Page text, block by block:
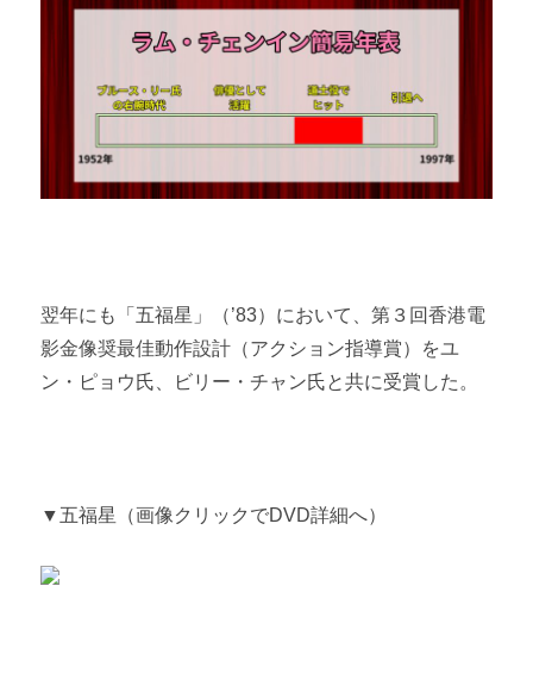
翌年にも「五福星」（’83）において、第３回香港電
影金像奨最佳動作設計（アクション指導賞）をユ
ン・ピョウ氏、ビリー・チャン氏と共に受賞した。
▼五福星（画像クリックでDVD詳細へ）